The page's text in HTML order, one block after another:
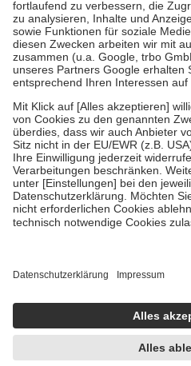
Diese Regeln gelten grundsätzlich
Bei Heilmitteln und häuslicher
Zuzahlung zehn Prozent der
Verordnung.
Um das Engagement der
stärken und die besondere Stellung
fallenkeine Zuzahlungenan bei:
• Kindern und Jugendlichen bis
mit Ausnahme der Fahrkosten
• Untersuchungen zur Vorsorge
GKV getragen werden
• empfohlenen Schutzimpfungen
• Harn- und Blutteststreifen
getroffen, um sicherzustellen, dass
https://help.etrusted.com/hc/de/
Einige Bilder und Inhalte wurden